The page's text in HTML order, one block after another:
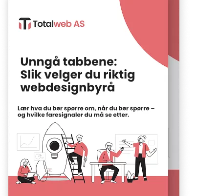
prisnivåer